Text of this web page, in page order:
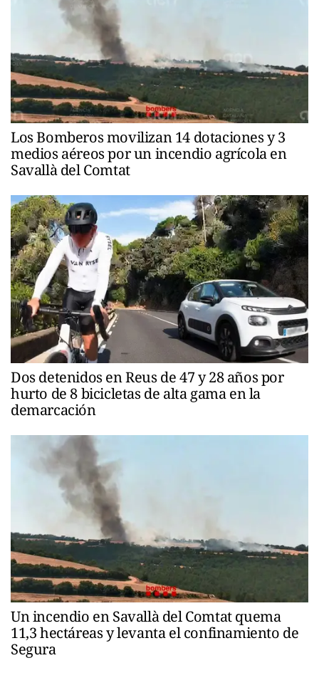
Los Bomberos movilizan 14 dotaciones y 3
medios aéreos por un incendio agrícola en
Savallà del Comtat
Dos detenidos en Reus de 47 y 28 años por
hurto de 8 bicicletas de alta gama en la
demarcación
Un incendio en Savallà del Comtat quema
11,3 hectáreas y levanta el confinamiento de
Segura